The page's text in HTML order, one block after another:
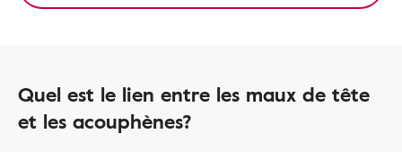
Quel est le lien entre les maux de tête
et les acouphènes?